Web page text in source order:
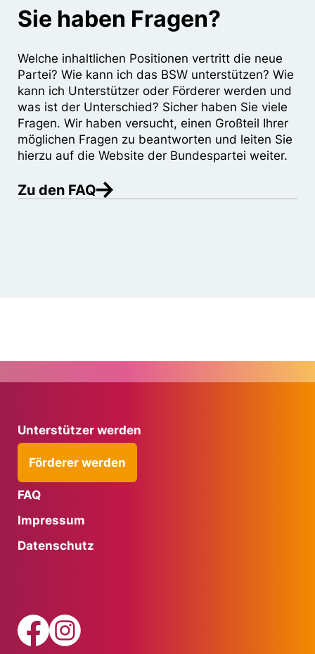
Sie haben Fragen?
Welche inhaltlichen Positionen vertritt die neue
Partei? Wie kann ich das BSW unterstützen? Wie
kann ich Unterstützer oder Förderer werden und
was ist der Unterschied? Sicher haben Sie viele
Fragen. Wir haben versucht, einen Großteil Ihrer
möglichen Fragen zu beantworten und leiten Sie
hierzu auf die Website der Bundespartei weiter.
Zu den FAQ
Unterstützer werden
Förderer werden
FAQ
Impressum
Datenschutz